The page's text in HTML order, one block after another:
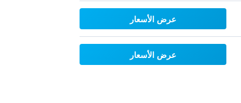
عرض الأسعار
عرض الأسعار